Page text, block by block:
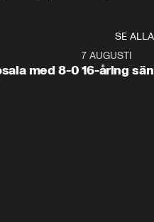
SE ALLA
med 8-0
7 AUGUSTI
16-åring